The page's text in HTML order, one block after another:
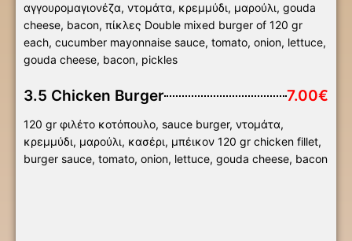
αγγουρομαγιονέζα, ντομάτα, κρεμμύδι, μαρούλι, gouda
cheese, bacon, πίκλες Double mixed burger of 120 gr
each, cucumber mayonnaise sauce, tomato, onion, lettuce,
gouda cheese, bacon, pickles
3.5 Chicken Burger 7.00€
120 gr φιλέτο κοτόπουλο, sauce burger, ντομάτα,
κρεμμύδι, μαρούλι, κασέρι, μπέικον 120 gr chicken fillet,
burger sauce, tomato, onion, lettuce, gouda cheese, bacon